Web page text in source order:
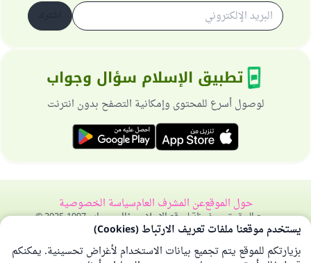
تطبيق الإسلام سؤال وجواب
لوصول أسرع للمحتوى وإمكانية التصفح بدون انترنت
حول الموقععن المشرف العامسياسة الخصوصية
جميع الحقوق محفوظة لموقع الإسلام سؤال وجواب 1997-2025 ©
يستخدم موقعنا ملفات تعريف الارتباط (Cookies)
بزيارتكم للموقع يتم تجميع بيانات الاستخدام لأغراض تحسينية. يمكنكم